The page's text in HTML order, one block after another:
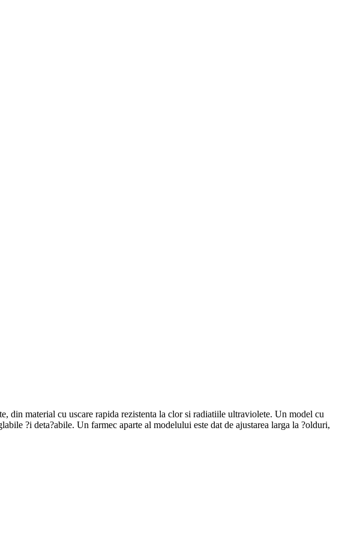
din material cu uscare rapida rezistenta la clor si radiatiile ultraviolete. Un model cu
?i deta?abile. Un farmec aparte al modelului este dat de ajustarea larga la ?olduri,